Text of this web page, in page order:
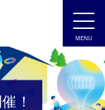
MENU
！